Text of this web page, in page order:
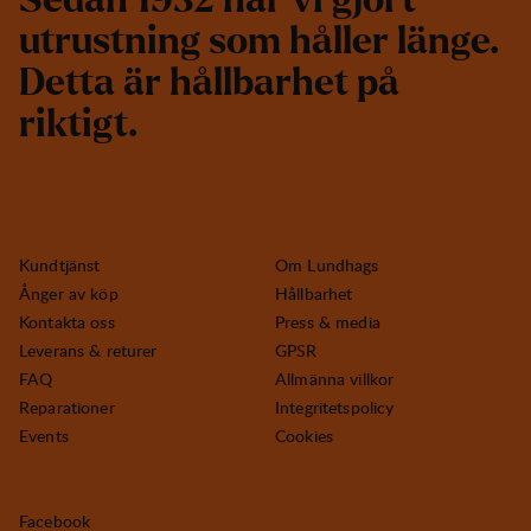
utrustning som håller länge.
Detta är hållbarhet på
riktigt.
Kundtjänst
Ånger av köp
Kontakta oss
Leverans & returer
FAQ
Reparationer
Events
Om Lundhags
Hållbarhet
Press & media
GPSR
Allmänna villkor
Integritetspolicy
Cookies
Facebook